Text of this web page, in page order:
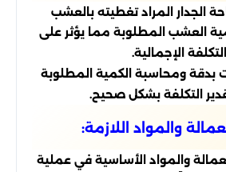
الجدار المراد تغطيته بالعشب
العشب المطلوبة مما يؤثر على
التكلفة الإجمالية.
بدقة ومحاسبة الكمية المطلوبة
التكلفة بشكل صحيح.
والمواد اللازمة:
والمواد الأساسية في عملية